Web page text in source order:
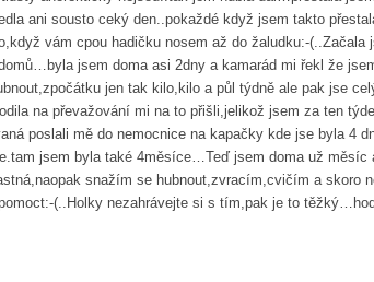
ani sousto ceký den..pokaždé když jsem takto
vám cpou hadičku nosem až do žaludku:-(..Začala
jsem doma asi 2dny a kamarád mi řekl že
jen tak kilo,kilo a půl týdně ale pak jse
na převažování mi na to přišli,jelikož jsem za ten
poslali mě do nemocnice na kapačky kde jse byla 4
jsem byla také 4měsíce…Teď jsem doma už měsíc
snažím se hubnout,zvracím,cvičím a skoro
(..Holky nezahrávejte si s tím,pak je to